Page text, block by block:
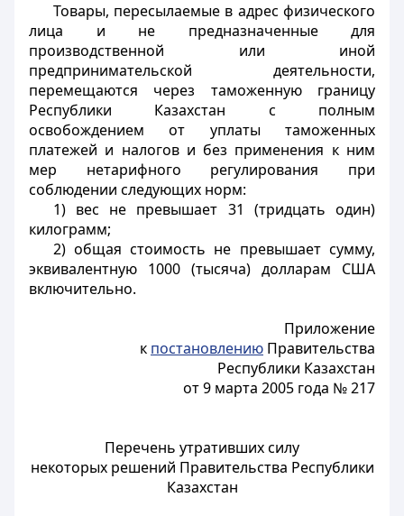
Товары, пересылаемые в адрес физического
лица и не предназначенные для
производственной или иной
предпринимательской деятельности,
перемещаются через таможенную границу
Республики Казахстан с полным
освобождением от уплаты таможенных
платежей и налогов и без применения к ним
мер нетарифного регулирования при
соблюдении следующих норм:
1) вес не превышает 31 (тридцать один)
килограмм;
2) общая стоимость не превышает сумму,
эквивалентную 1000 (тысяча) долларам США
включительно.
Приложение
к постановлению Правительства
Республики Казахстан
от 9 марта 2005 года № 217
Перечень утративших силу
некоторых решений Правительства Республики
Казахстан